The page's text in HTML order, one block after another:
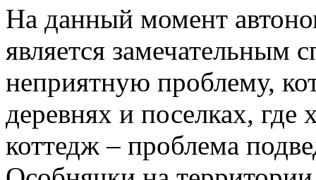
На данный момент
является замечательным
неприятную проблему,
деревнях и поселках, где
коттедж – проблема